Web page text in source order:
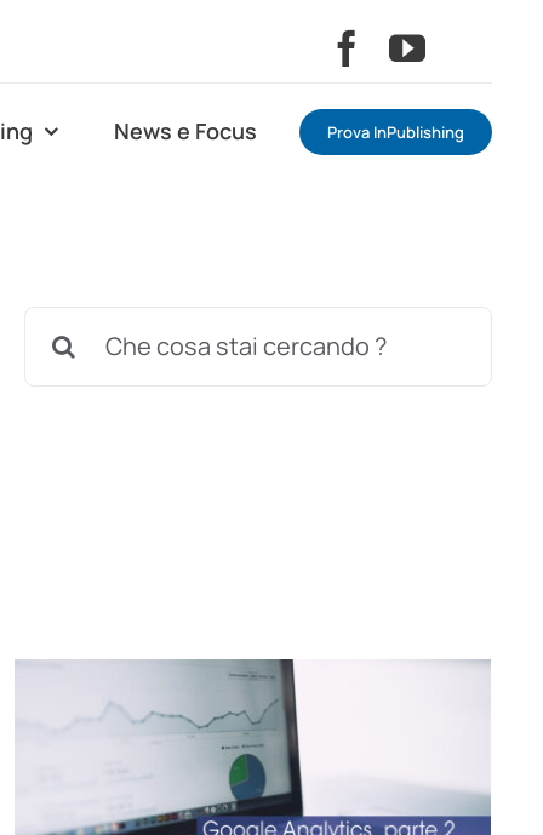
News e Focus Prova InPublishing
per: